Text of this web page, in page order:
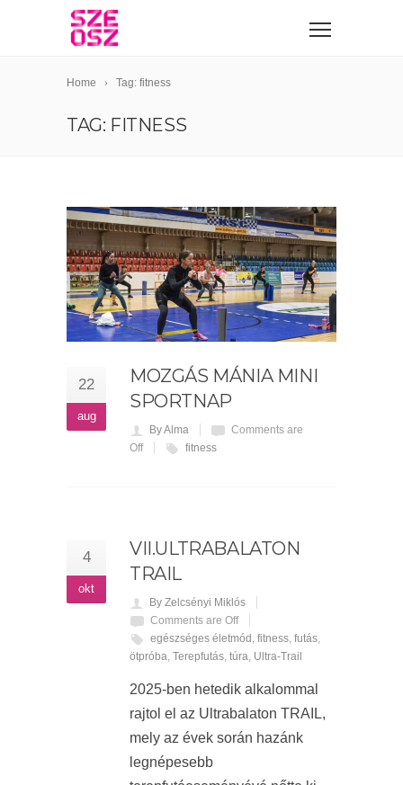
Home Tag: fitness
TAG: FITNESS
22
aug
MOZGÁS MÁNIA MINI
SPORTNAP
By Alma
Comments are
Off
fitness
4
okt
VII.ULTRABALATON
TRAIL
By Zelcsényi Miklós
Comments are Off
egészséges életmód , fitness, futás,
ötpróba, Terepfutás, túra, Ultra-Trail
2025-ben hetedik alkalommal
rajtol el az Ultrabalaton TRAIL,
mely az évek során hazánk
legnépesebb